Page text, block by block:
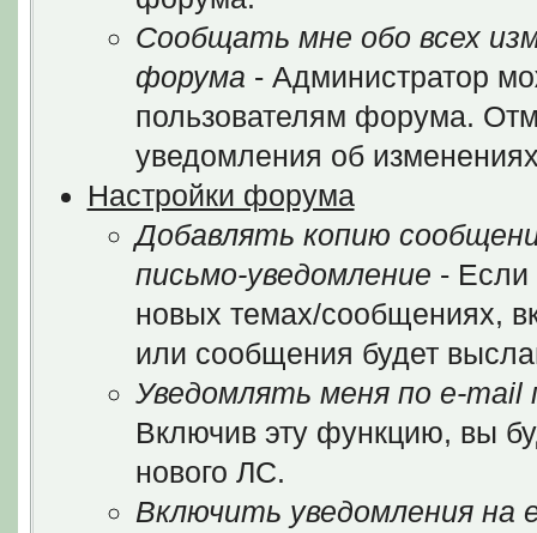
Сообщать мне обо всех
форума - Администратор
пользователям форума.
уведомления об
Настройки форума
Добавлять копию
письмо-уведомление - Если
новых темах/сообщениях,
или сообщения будет
Уведомлять меня по e-mail
Включив эту функцию, вы
нового ЛС.
Включить уведомления на